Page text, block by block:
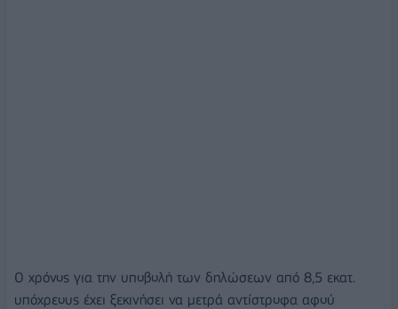
Ο χρόνος για την υποβολή των δηλώσεων από 8,5 εκατ.
υπόχρεους έχει ξεκινήσει να μετρά αντίστροφα αφού